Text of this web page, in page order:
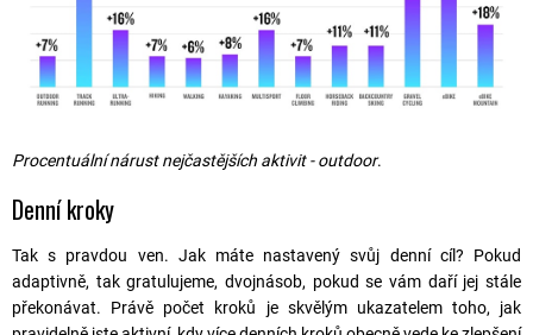
Procentuální nárust nejčastějších aktivit - outdoor.
Denní kroky
Tak s pravdou ven. Jak máte nastavený svůj denní cíl? Pokud
adaptivně, tak gratulujeme, dvojnásob, pokud se vám daří jej stále
překonávat. Právě počet kroků je skvělým ukazatelem toho, jak